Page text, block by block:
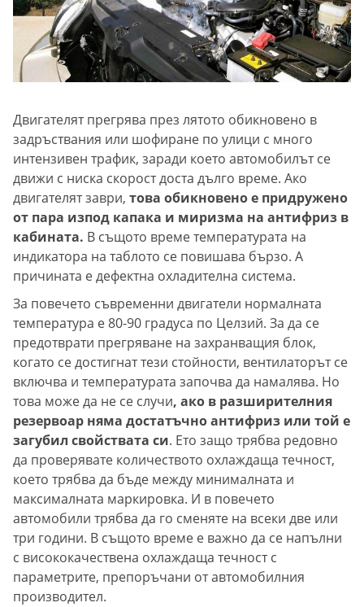
Двигателят прегрява през лятото обикновено в
задръствания или шофиране по улици с много
интензивен трафик, заради което автомобилът се
движи с ниска скорост доста дълго време. Ако
двигателят заври, това обикновено е придружено
от пара изпод капака и миризма на антифриз в
кабината. В същото време температурата на
индикатора на таблото се повишава бързо. А
причината е дефектна охладителна система.
За повечето съвременни двигатели нормалната
температура е 80-90 градуса по Целзий. За да се
предотврати прегряване на захранващия блок,
когато се достигнат тези стойности, вентилаторът се
включва и температурата започва да намалява. Но
това може да не се случи, ако в разширителния
резервоар няма достатъчно антифриз или той е
загубил свойствата си. Ето защо трябва редовно
да проверявате количеството охлаждаща течност,
което трябва да бъде между минималната и
максималната маркировка. И в повечето
автомобили трябва да го сменяте на всеки две или
три години. В същото време е важно да се напълни
с висококачествена охлаждаща течност с
параметрите, препоръчани от автомобилния
производител.